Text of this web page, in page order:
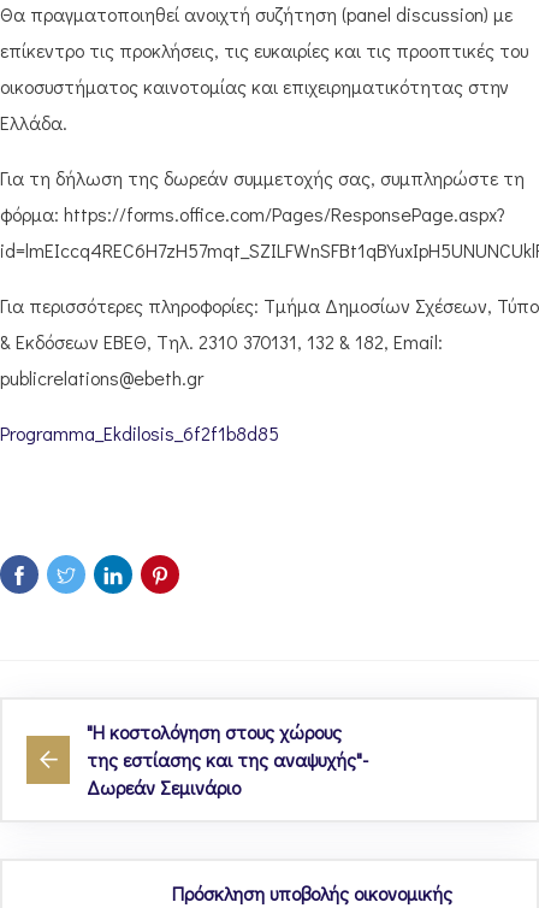
Θα πραγματοποιηθεί ανοιχτή συζήτηση (panel discussion) με
επίκεντρο τις προκλήσεις, τις ευκαιρίες και τις προοπτικές του
οικοσυστήματος καινοτομίας και επιχειρηματικότητας στην
Ελλάδα.
Για τη δήλωση της δωρεάν συμμετοχής σας, συμπληρώστε τη
φόρμα: https://forms.office.com/Pages/ResponsePage.aspx?
Για περισσότερες πληροφορίες: Τμήμα Δημοσίων Σχέσεων,
& Εκδόσεων ΕΒΕΘ, Tηλ. 2310 370131, 132 & 182, Email:
publicrelations@ebeth.gr
Programma_Ekdilosis_6f2f1b8d85
"Η κοστολόγηση στους χώρους
της εστίασης και της αναψυχής"-
Δωρεάν Σεμινάριο
Πρόσκληση υποβολής οικονομικής